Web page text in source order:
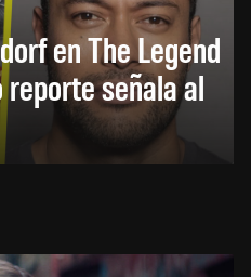
en The Legend
reporte señala al